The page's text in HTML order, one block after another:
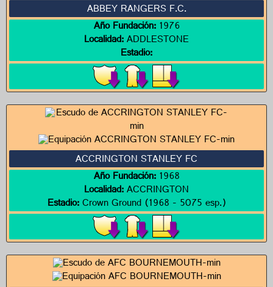
ABBEY RANGERS F.C.
Año Fundación:1976
Localidad:ADDLESTONE
Estadio:
ACCRINGTON STANLEY FC
Año Fundación:1968
Localidad:ACCRINGTON
Estadio:Crown Ground (1968 - 5075 esp.)